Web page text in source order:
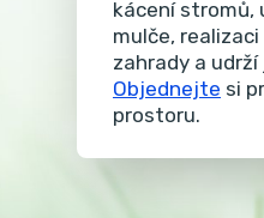
kácení stromů,
mulče,
zahrady a
Objednejte si
prostoru.